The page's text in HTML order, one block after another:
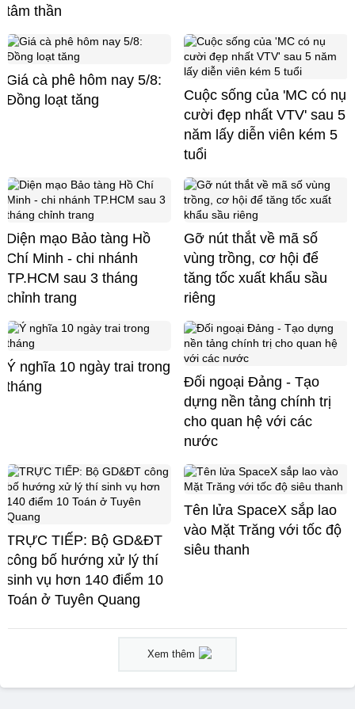
tâm thần
Giá cà phê hôm nay 5/8:
Đồng loạt tăng
Cuộc sống của 'MC có nụ
cười đẹp nhất VTV' sau 5
năm lấy diễn viên kém 5
tuổi
Diện mạo Bảo tàng Hồ
Chí Minh - chi nhánh
TP.HCM sau 3 tháng
chỉnh trang
Gỡ nút thắt về mã số
vùng trồng, cơ hội để
tăng tốc xuất khẩu sầu
riêng
Ý nghĩa 10 ngày trai trong
tháng
Đối ngoại Đảng - Tạo
dựng nền tảng chính trị
cho quan hệ với các
nước
TRỰC TIẾP: Bộ GD&ĐT
công bố hướng xử lý thí
sinh vụ hơn 140 điểm 10
Toán ở Tuyên Quang
Tên lửa SpaceX sắp lao
vào Mặt Trăng với tốc độ
siêu thanh
Xem thêm